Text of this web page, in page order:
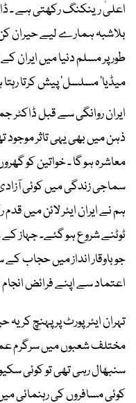
اعلیٰ رینکنگ رکھتی ہے ۔
بلاشبہ ہمارے لیے حیران
طور پر مسلم دنیا میں ایران
میڈیا’ مسلسل‘ پیش کرتا
ایران روانگی سے قبل
ذہن میں بھی یہی تاثر موجود
معاشرہ ہو گا ۔ خواتین کو
سماجی زندگی میں کوئی
ہم نے ایران ایئر لائن میں
ٹوٹنے شروع ہو گئے۔ جہاز
جو باوقار انداز میں حجاب کے
اعتماد سے اپنے فرائض
تہران ایئرپورٹ پر پہنچ کر
مختلف شعبوں میں سرگرم
سنبھال رہی تھی تو کوئی
کوئی مسافروں کی رہنمائی